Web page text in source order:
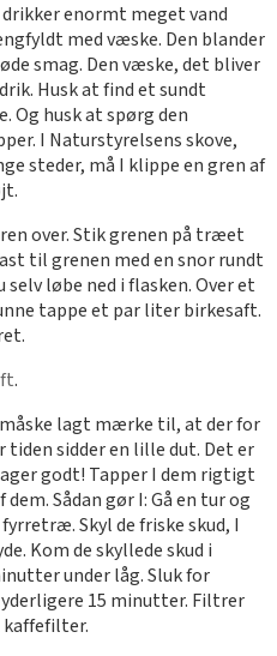
enormt meget vand
med væske. Den blander
smag. Den væske, det bliver
Husk at find et sundt
husk at spørg den
I Naturstyrelsens skove,
steder, må I klippe en gren af
over. Stik grenen på træet
til grenen med en snor rundt
løbe ned i flasken. Over et
tappe et par liter birkesaft.
.
lagt mærke til, at der for
sidder en lille dut. Det er
godt! Tapper I dem rigtigt
Sådan gør I: Gå en tur og
Skyl de friske skud, I
Kom de skyllede skud i
under låg. Sluk for
15 minutter. Filtrer